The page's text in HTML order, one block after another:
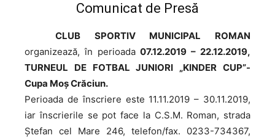
Comunicat de Presă
CLUB SPORTIV MUNICIPAL ROMAN
organizează, în perioada07.12.2019 – 22.12.2019,
TURNEUL DE FOTBAL JUNIORI „KINDER CUP”-
Cupa Moș Crăciun.
Perioada de înscriere este 11.11.2019 – 30.11.2019,
iar înscrierile se pot face la C.S.M. Roman, strada
Ștefan cel Mare 246, telefon/fax. 0233-734367,